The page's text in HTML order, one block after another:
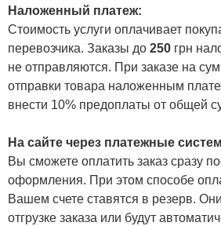
Наложенный платеж:
Стоимость услуги оплачивает
перевозчика. Заказы до 250 грн
не отправляются. При заказе на
отправки товара наложенным
внести 10% предоплаты от общей
На сайте через платежные
Вы сможете оплатить заказ сразу
оформления. При этом способе
Вашем счете ставятся в резерв.
отгрузке заказа или будут